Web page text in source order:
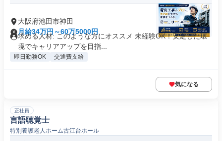
大阪府池田市神田
月給34万円～60万5000円
求める人材: このような方にオススメ 未経験OK！安定した環
境でキャリアアップを目指...
即日勤務OK 交通費支給
気になる
正社員
言語聴覚士
特別養護老人ホーム古江台ホール